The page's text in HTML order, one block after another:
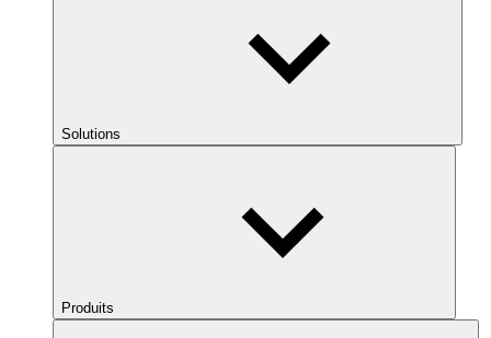
Solutions
Produits